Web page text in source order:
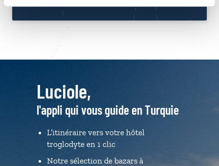
Luciole,
l'appli qui vous guide en Turquie
L’itinéraire vers votre hôtel
troglodyte en 1 clic
Notre sélection de bazars à